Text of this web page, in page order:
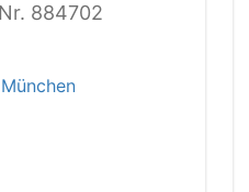
884702